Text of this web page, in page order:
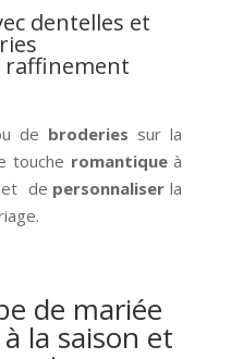
dentelles et
raffinement
de broderies sur la
touche romantiqueà
de personnaliser la
de mariée
la saison et